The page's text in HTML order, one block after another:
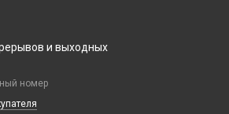
и выходных
номер